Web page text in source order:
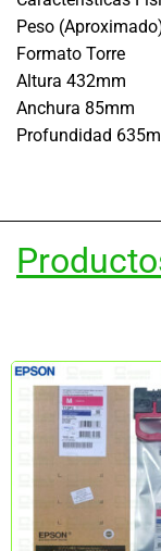
Peso
Formato Torre
Altura 432mm
Anchura 85mm
Profundidad